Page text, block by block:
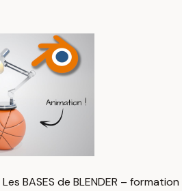
BASES de BLENDER – formation